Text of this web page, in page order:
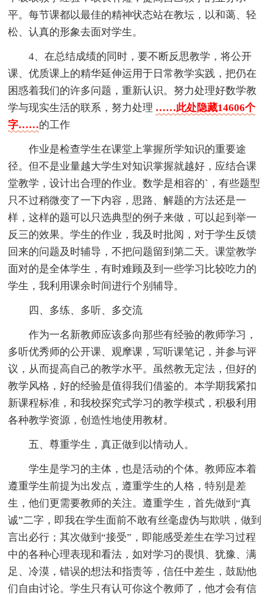
平。每节课都以最佳的精神状态站在教坛，以和蔼、轻
松、认真的形象去面对学生。
4、在总结成绩的同时，要不断反思教学，将公开
课、优质课上的精华延伸运用于日常教学实践，把仍在
困惑着我们的许多问题，重新认识。努力处理好数学教
学与现实生活的联系，努力处理 ……此处隐藏14606个
字……的工作
作业是检查学生在课堂上掌握所学知识的重要途
径。但不是业量越大学生对知识掌握就越好，应结合课
堂教学，设计出合理的作业。数学是相容的`，有些题型
只不过稍微变了一下内容，思路、解题的方法还是一
样，这样的题可以只选典型的例子来做，可以起到举一
反三的效果。学生的作业，我及时批阅，对于学生反馈
回来的问题及时辅导，不把问题留到第二天。课堂教学
面对的是全体学生，有时难顾及到一些学习比较吃力的
学生，我利用课余时间进行个别辅导。
四、多练、多听、多交流
作为一名新教师应该多向那些有经验的教师学习，
多听优秀师的公开课、观摩课，写听课笔记，并参与评
议，从而提高自己的教学水平。虽然教无定法，但好的
教学风格，好的经验是值得我们借鉴的。本学期我紧扣
新课程标准，和我校探究式学习的教学模式，积极利用
各种教学资源，创造性地使用教材。
五、尊重学生，真正做到以情动人。
学生是学习的主体，也是活动的个体。教师应本着
遵重学生前提为出发点，遵重学生的人格，特别是差
生，他们更需要教师的关注。遵重学生，首先做到“真
诚”二字，即我在学生面前不敢有丝毫虚伪与欺哄，做到
言出必行；其次做到“接受”，即能感受差生在学习过程
中的各种心理表现和看法，如对学习的畏惧、犹豫、满
足、冷漠，错误的想法和指责等，信任中差生，鼓励他
们自由讨论。学生只有认可你这个教师了，他才会有信